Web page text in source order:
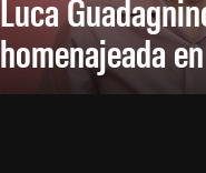
Luca
homenajeada